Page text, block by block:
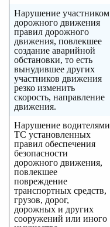
Нарушение участником
дорожного движения
правил дорожного
движения, повлекшее
создание аварийной
обстановки, то есть
вынудившее других
участников движения
резко изменить
скорость, направление
движения.
Нарушение водителями
ТС установленных
правил обеспечения
безопасности
дорожного движения,
повлекшее
повреждение
транспортных средств,
грузов, дорог,
дорожных и других
сооружений или иного